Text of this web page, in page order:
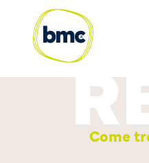
Come